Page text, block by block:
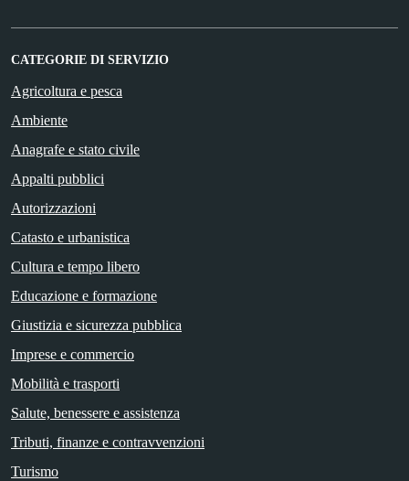
CATEGORIE DI SERVIZIO
Agricoltura e pesca
Ambiente
Anagrafe e stato civile
Appalti pubblici
Autorizzazioni
Catasto e urbanistica
Cultura e tempo libero
Educazione e formazione
Giustizia e sicurezza pubblica
Imprese e commercio
Mobilità e trasporti
Salute, benessere e assistenza
Tributi, finanze e contravvenzioni
Turismo